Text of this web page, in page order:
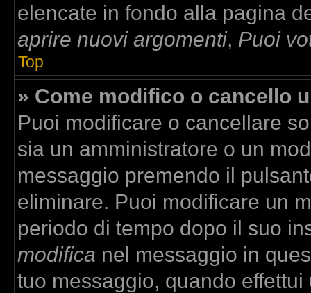
elencate in fondo alla pagina
aprire nuovi argomenti, Puoi
Top
» Come modifico o cancello
Puoi modificare o cancellare
sia un amministratore o un
messaggio premendo il
eliminare. Puoi modificare un
periodo di tempo dopo il suo
modifica nel messaggio in
tuo messaggio, quando